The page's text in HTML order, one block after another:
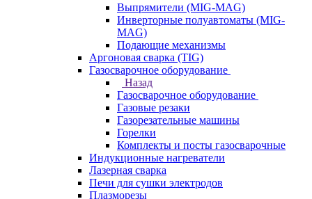
Выпрямители (MIG-MAG)
Инверторные полуавтоматы (MIG-
MAG)
Подающие механизмы
Аргоновая сварка (TIG)
Газосварочное оборудование
Назад
Газосварочное оборудование
Газовые резаки
Газорезательные машины
Горелки
Комплекты и посты газосварочные
Индукционные нагреватели
Лазерная сварка
Печи для сушки электродов
Плазморезы